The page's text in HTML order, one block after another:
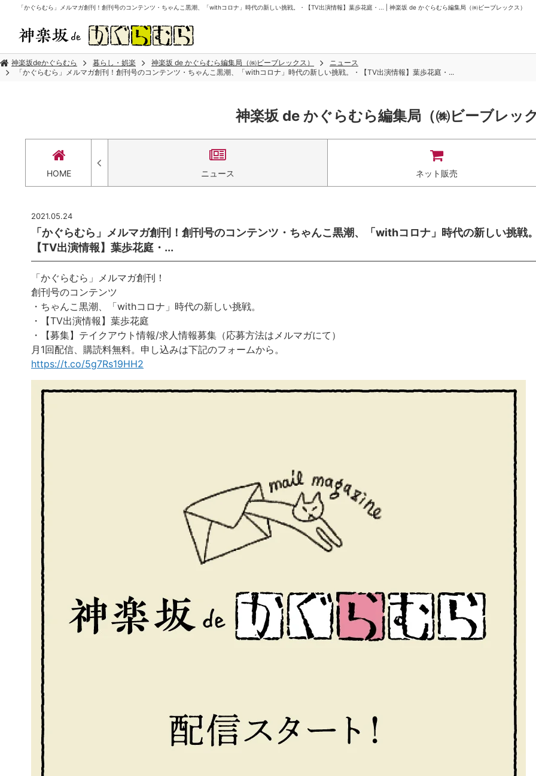
「かぐらむら」メルマガ創刊！創刊号のコンテンツ・ちゃんこ黒潮、「withコロナ」時代の新しい挑戦。・【TV出演情報】葉歩花庭・... | 神楽坂 de かぐらむら編集局（㈱ビーブレックス）
神楽坂deかぐらむら 暮らし・娯楽 神楽坂 de かぐらむら編集局（㈱ビーブレックス）
ニュース
「かぐらむら」メルマガ創刊！創刊号のコンテンツ・ちゃんこ黒潮、「withコロナ」時代の新しい挑戦。・【TV出演情報】葉歩花庭・...
神楽坂 de かぐらむら編集局（㈱ビーブレッ
HOME ニュース ネット販売
2021.05.24
「かぐらむら」メルマガ創刊！創刊号のコンテンツ・ちゃんこ黒潮、「withコロナ」時代の新しい挑戦
【TV出演情報】葉歩花庭・...
「かぐらむら」メルマガ創刊！
創刊号のコンテンツ
・ちゃんこ黒潮、「withコロナ」時代の新しい挑戦。
・【TV出演情報】葉歩花庭
・【募集】テイクアウト情報/求人情報募集（応募方法はメルマガにて）
月1回配信、購読料無料。申し込みは下記のフォームから。
https://t.co/5g7Rs19HH2